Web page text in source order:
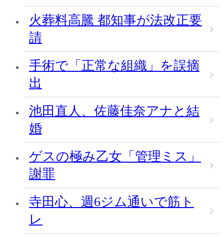
火葬料高騰 都知事が法改正要
請
手術で「正常な組織」を誤摘
出
池田直人、佐藤佳奈アナと結
婚
ゲスの極み乙女「管理ミス」
謝罪
寺田心、週6ジム通いで筋ト
レ